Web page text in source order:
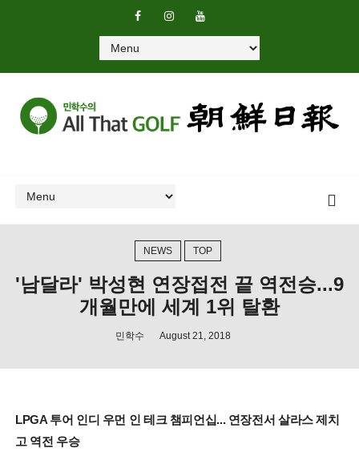
NEWS TOP
'남달라' 박성현 연장접전 끝 역전승...9
개월만에 세계 1위 탈환
민학수 August 21, 2018
LPGA 투어 인디 우먼 인 테크 챔피언십... 연장전서 살라스 제치
고 역전 우승